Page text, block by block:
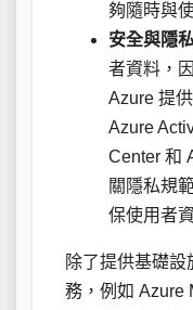
夠隨時與
安全與隱私
者資料，
Azure 提
Azure
Center 和
關隱私規
保使用者
除了提供基礎設
務，例如 Azure